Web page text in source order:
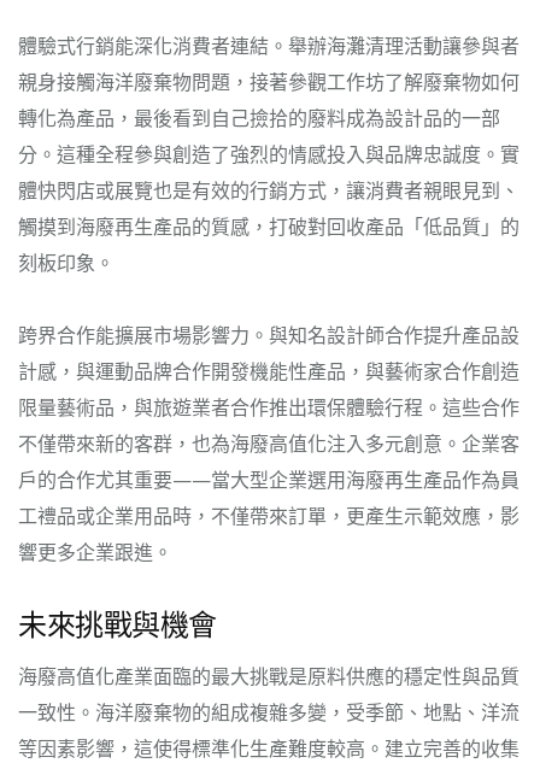
體驗式行銷能深化消費者連結。舉辦海灘清理活動讓參與者
親身接觸海洋廢棄物問題，接著參觀工作坊了解廢棄物如何
轉化為產品，最後看到自己撿拾的廢料成為設計品的一部
分。這種全程參與創造了強烈的情感投入與品牌忠誠度。實
體快閃店或展覽也是有效的行銷方式，讓消費者親眼見到、
觸摸到海廢再生產品的質感，打破對回收產品「低品質」的
刻板印象。
跨界合作能擴展市場影響力。與知名設計師合作提升產品設
計感，與運動品牌合作開發機能性產品，與藝術家合作創造
限量藝術品，與旅遊業者合作推出環保體驗行程。這些合作
不僅帶來新的客群，也為海廢高值化注入多元創意。企業客
戶的合作尤其重要——當大型企業選用海廢再生產品作為員
工禮品或企業用品時，不僅帶來訂單，更產生示範效應，影
響更多企業跟進。
未來挑戰與機會
海廢高值化產業面臨的最大挑戰是原料供應的穩定性與品質
一致性。海洋廢棄物的組成複雜多變，受季節、地點、洋流
等因素影響，這使得標準化生產難度較高。建立完善的收集